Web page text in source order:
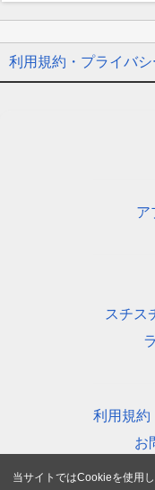
利用規約・プライバ
ア
スチス
利用規約
お
当サイトではCookieを使用